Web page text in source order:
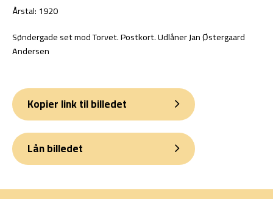
Årstal: 1920
Søndergade set mod Torvet. Postkort. Udlåner Jan Østergaard
Andersen
Kopier link til billedet
Lån billedet